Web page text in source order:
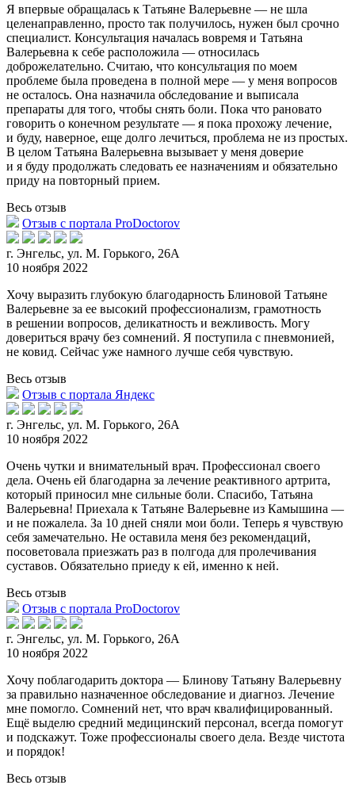
Я впервые обращалась к Татьяне Валерьевне — не шла
целенаправленно, просто так получилось, нужен был срочно
специалист. Консультация началась вовремя и Татьяна
Валерьевна к себе расположила — относилась
доброжелательно. Считаю, что консультация по моем
проблеме была проведена в полной мере — у меня вопросов
не осталось. Она назначила обследование и выписала
препараты для того, чтобы снять боли. Пока что рановато
говорить о конечном результате — я пока прохожу лечение,
и буду, наверное, еще долго лечиться, проблема не из простых.
В целом Татьяна Валерьевна вызывает у меня доверие
и я буду продолжать следовать ее назначениям и обязательно
приду на повторный прием.
Весь отзыв
Отзыв с портала ProDoctorov
г. Энгельс, ул. М. Горького, 26А
10 ноября 2022
Хочу выразить глубокую благодарность Блиновой Татьяне
Валерьевне за ее высокий профессионализм, грамотность
в решении вопросов, деликатность и вежливость. Могу
довериться врачу без сомнений. Я поступила с пневмонией,
не ковид. Сейчас уже намного лучше себя чувствую.
Весь отзыв
Отзыв с портала Яндекс
г. Энгельс, ул. М. Горького, 26А
10 ноября 2022
Очень чутки и внимательный врач. Профессионал своего
дела. Очень ей благодарна за лечение реактивного артрита,
который приносил мне сильные боли. Спасибо, Татьяна
Валерьевна! Приехала к Татьяне Валерьевне из Камышина —
и не пожалела. За 10 дней сняли мои боли. Теперь я чувствую
себя замечательно. Не оставила меня без рекомендаций,
посоветовала приезжать раз в полгода для пролечивания
суставов. Обязательно приеду к ей, именно к ней.
Весь отзыв
Отзыв с портала ProDoctorov
г. Энгельс, ул. М. Горького, 26А
10 ноября 2022
Хочу поблагодарить доктора — Блинову Татьяну Валерьевну
за правильно назначенное обследование и диагноз. Лечение
мне помогло. Сомнений нет, что врач квалифицированный.
Ещё выделю средний медицинский персонал, всегда помогут
и подскажут. Тоже профессионалы своего дела. Везде чистота
и порядок!
Весь отзыв